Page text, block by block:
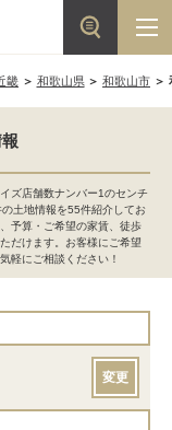
畿 和歌山県 和歌山市
ズ店舗数ナンバー1のセンチ
土地情報を55件紹介してお
予算・ご希望の家賃、徒歩
だけます。お客様にご希望
軽にご相談ください！
変更